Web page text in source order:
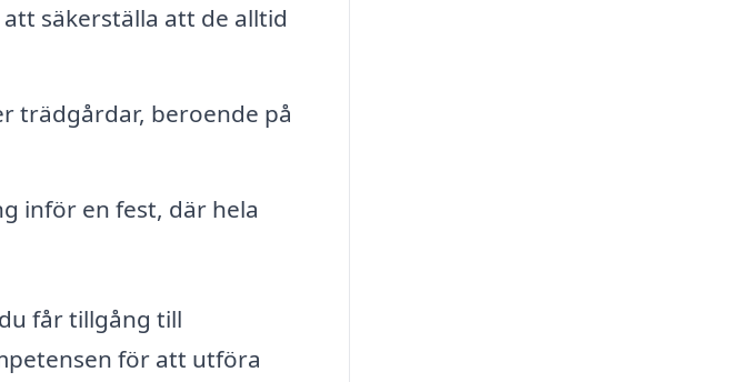
säkerställa att de alltid
trädgårdar, beroende på
inför en fest, där hela
får tillgång till
för att utföra